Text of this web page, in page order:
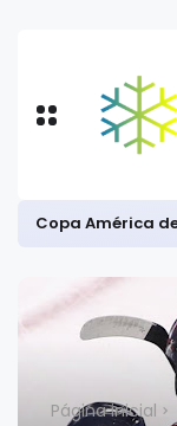
Página inicial